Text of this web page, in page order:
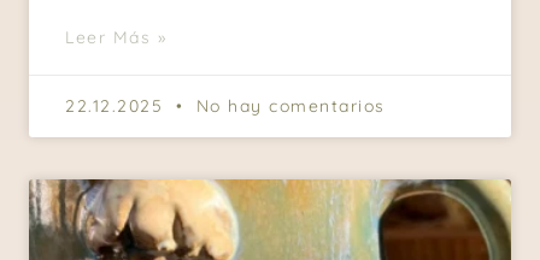
Leer Más »
22.12.2025 No hay comentarios